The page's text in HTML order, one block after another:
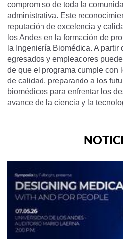
compromiso de toda la
administrativa. Este
reputación de excelencia y
los Andes en la formación de
la Ingeniería Biomédica. A partir
egresados y empleadores
de que el programa cumple con
de calidad, preparando a los
biomédicos para enfrentar los
avance de la ciencia y la